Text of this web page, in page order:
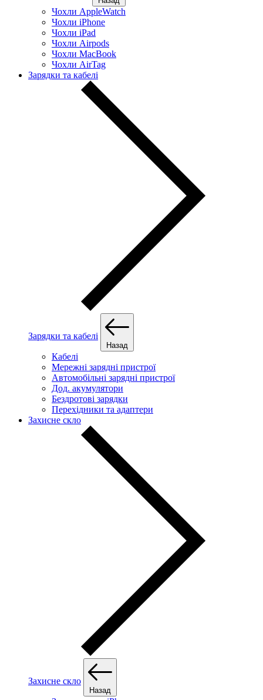
Чохли AppleWatch
Чохли iPhone
Чохли iPad
Чохли Airpods
Чохли MacBook
Чохли AirTag
Зарядки та кабелі
Зарядки та кабелі
Назад
Кабелі
Мережні зарядні пристрої
Автомобільні зарядні пристрої
Дод. акумулятори
Бездротові зарядки
Перехідники та адаптери
Захисне скло
Захисне скло
Назад